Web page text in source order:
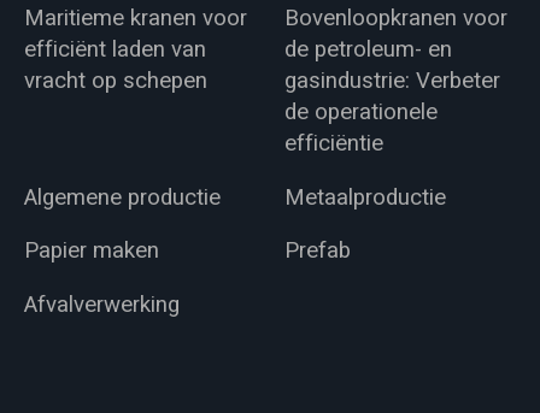
Maritieme kranen voor
efficiënt laden van
vracht op schepen
Bovenloopkranen voor
de petroleum- en
gasindustrie: Verbeter
de operationele
efficiëntie
Algemene productie
Metaalproductie
Papier maken
Prefab
Afvalverwerking